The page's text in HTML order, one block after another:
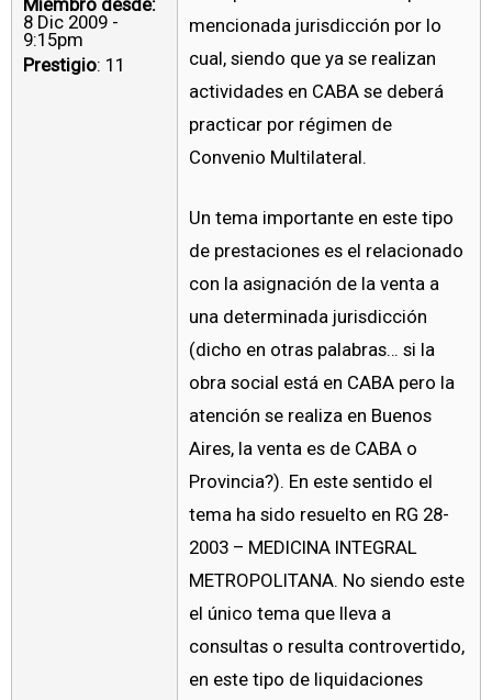
Miembro desde:
8 Dic 2009 -
9:15pm
Prestigio: 11
mencionada jurisdicción por lo
cual, siendo que ya se realizan
actividades en CABA se deberá
practicar por régimen de
Convenio Multilateral.
Un tema importante en este tipo
de prestaciones es el relacionado
con la asignación de la venta a
una determinada jurisdicción
(dicho en otras palabras… si la
obra social está en CABA pero la
atención se realiza en Buenos
Aires, la venta es de CABA o
Provincia?). En este sentido el
tema ha sido resuelto en RG 28-
2003 – MEDICINA INTEGRAL
METROPOLITANA. No siendo este
el único tema que lleva a
consultas o resulta controvertido,
en este tipo de liquidaciones